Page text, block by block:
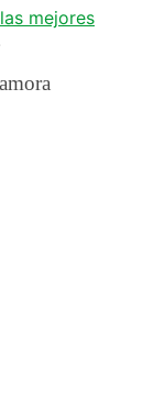
mejores